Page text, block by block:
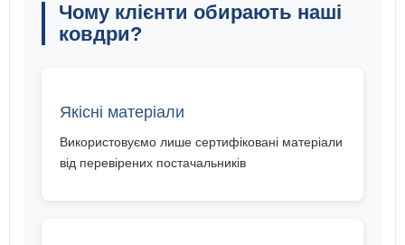
Чому клієнти обирають наші
ковдри?
Якісні матеріали
Використовуємо лише сертифіковані матеріали
від перевірених постачальників